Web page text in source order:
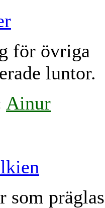
för övriga
luntor.
Ainur
som